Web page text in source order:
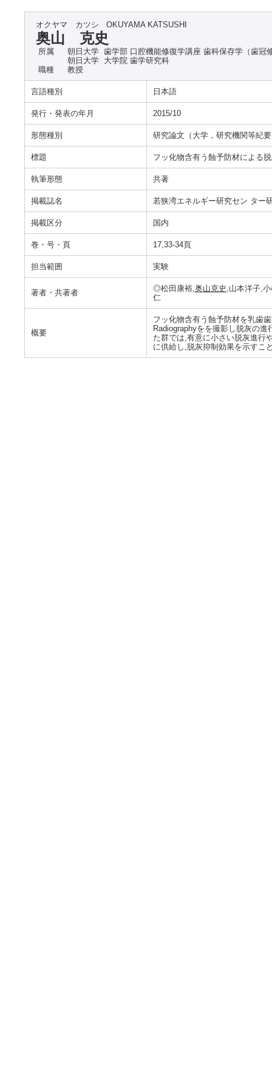
オクヤマ カツシ OKUYAMA KATSUSHI
奥山 克史
所属
朝日大学 歯学部 口腔機能修復学講座 歯科保存学（歯冠
朝日大学 大学院 歯学研究科
職種
教授
言語種別 日本語
発行・発表の年月 2015/10
形態種別 研究論文（大学，研究機関等紀
標題 フッ化物含有う蝕予防材による
執筆形態 共著
掲載誌名 若狭湾エネルギー研究セン ター
掲載区分 国内
巻・号・頁 17,33-34頁
担当範囲 実験
著者・共著者 ◎松田康裕,奥山克史 ,山本洋子,
仁
概要
フッ化物含有う蝕予防材を乳歯
Radiographyをを撮影し脱灰の
た群では,有意に小さい脱灰進行
に供給し,脱灰抑制効果を示すこ